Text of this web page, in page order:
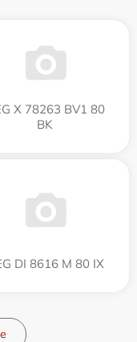
X 78263 BV1 80
BK
DI 8616 M 80 IX